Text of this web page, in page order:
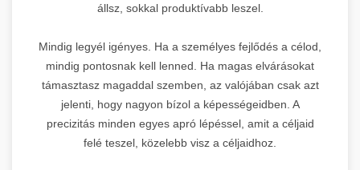
állsz, sokkal produktívabb leszel.
Mindig legyél igényes. Ha a személyes fejlődés a célod,
mindig pontosnak kell lenned. Ha magas elvárásokat
támasztasz magaddal szemben, az valójában csak azt
jelenti, hogy nagyon bízol a képességeidben. A
precizitás minden egyes apró lépéssel, amit a céljaid
felé teszel, közelebb visz a céljaidhoz.